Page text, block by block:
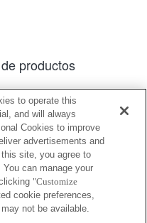
productos
to operate this
and will always
Cookies to improve
advertisements and
site, you agree to
can manage your
"Customize
cookie preferences,
not be available.